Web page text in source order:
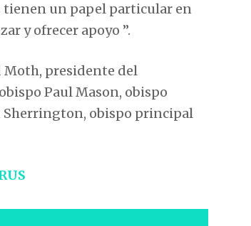
tienen un papel particular en
y ofrecer apoyo ”.
Moth, presidente del
Paul Mason, obispo
Sherrington, obispo principal